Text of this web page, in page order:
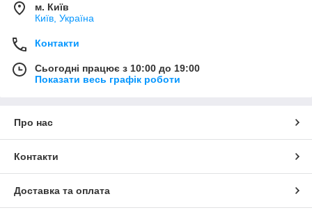
м. Київ
Київ, Україна
Контакти
Сьогодні працює з 10:00 до 19:00
Показати весь графік роботи
Про нас
Контакти
Доставка та оплата